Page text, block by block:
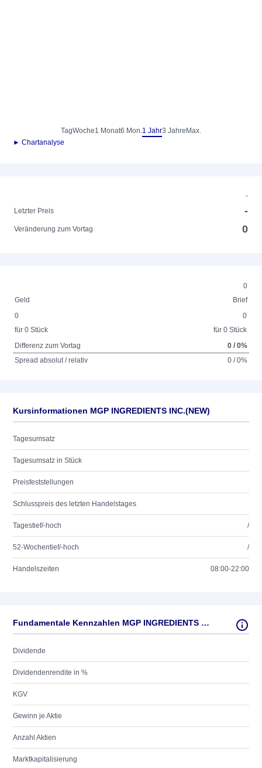
TagWoche1 Monat6 Mon.1 Jahr3 Jahre Max.
► Chartanalyse
-
Letzter Preis
-
Veränderung zum Vortag 0
0
Geld
Brief
0
für 0 Stück
0
für 0 Stück
Differenz zum Vortag
0 / 0%
Spread absolut / relativ
0 / 0%
Kursinformationen MGP INGREDIENTS INC.(NEW)
Tagesumsatz
Tagesumsatz in Stück
Preisfeststellungen
Schlusspreis des letzten Handelstages
Tagestief/-hoch /
52-Wochentief/-hoch /
Handelszeiten 08:00-22:00
Fundamentale Kennzahlen MGP INGREDIENTS INC.(NEW)
Dividende
Dividendenrendite in %
KGV
Gewinn je Aktie
Anzahl Aktien
Marktkapitalisierung